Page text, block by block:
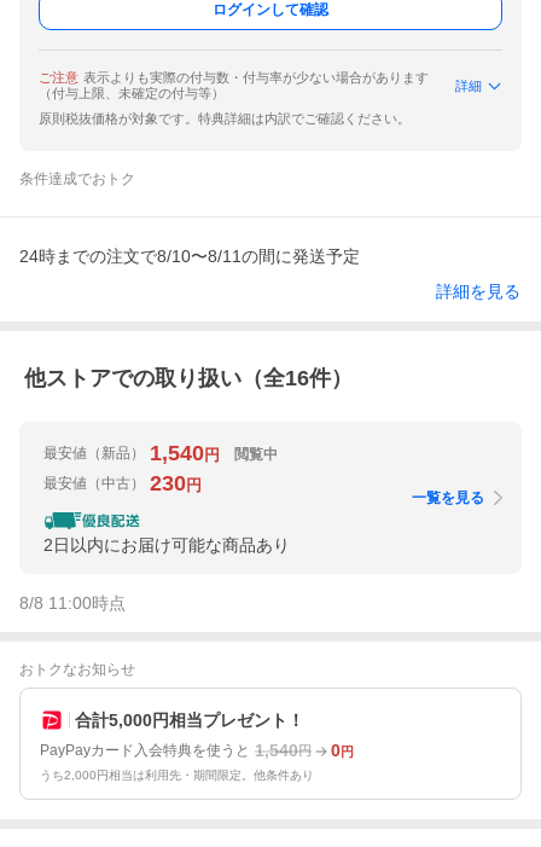
ログインして確認
ご注意 表示よりも実際の付与数・付与率が少ない場合があります
（付与上限、未確定の付与等）
詳細
原則税抜価格が対象です。特典詳細は内訳でご確認ください。
条件達成でおトク
24時までの注文で8/10〜8/11の間に発送予定
詳細を見る
他ストアでの取り扱い（全16件）
最安値 （新品） 1,540円
閲覧中
最安値 （中古） 230円
2日以内にお届け可能な商品あり
一覧を見る
8/8 11:00時点
おトクなお知らせ
合計5,000円相当プレゼント！
PayPayカード入会特典を使うと 1,540円 0円
うち2,000円相当は利用先・期間限定。他条件あり